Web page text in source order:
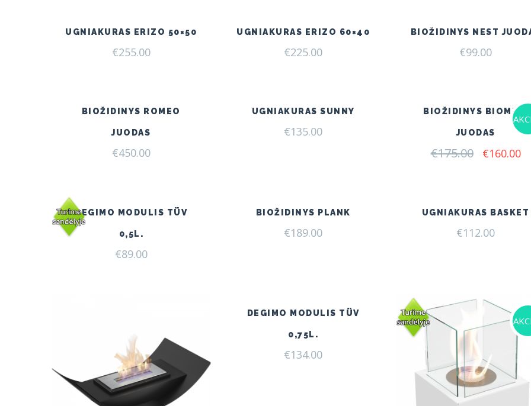
UGNIAKURAS ERIZO 50×50
€255.00
UGNIAKURAS ERIZO 60×40
€225.00
BIOŽIDINYS NEST
€99.00
BIOŽIDINYS ROMEO
JUODAS
€450.00
UGNIAKURAS SUNNY
€135.00
BIOŽIDINYS BIOMISA
JUODAS
€175.00 Original
€160.00
DEGIMO MODULIS TÜV
0,5L.
€89.00
BIOŽIDINYS PLANK
€189.00
UGNIAKURAS BASKET
€112.00
DEGIMO MODULIS TÜV
0,75L.
€134.00